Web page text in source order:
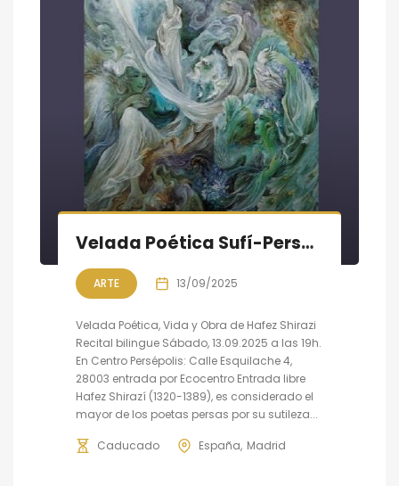
Velada Poética Sufí-Persa, obra y vida de Hafez Shirazi (s. XIV)
ARTE 13/09/2025
Velada Poética, Vida y Obra de Hafez Shirazi
Recital bilingue Sábado, 13.09.2025 a las 19h.
En Centro Persépolis: Calle Esquilache 4,
28003 entrada por Ecocentro Entrada libre
Hafez Shirazí (1320-1389), es considerado el
mayor de los poetas persas por su sutileza...
Caducado España Madrid